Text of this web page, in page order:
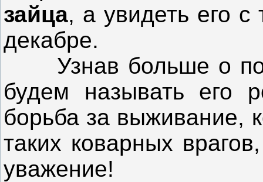
зайца, а увидеть его
декабре.
Узнав больше о
будем называть его
борьба за выживание,
таких коварных
уважение!